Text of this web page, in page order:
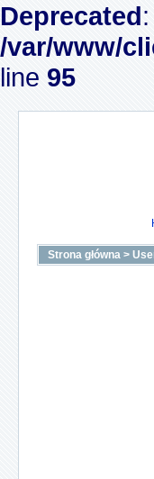
Deprecated
/var/www/
line 95
Strona główna >